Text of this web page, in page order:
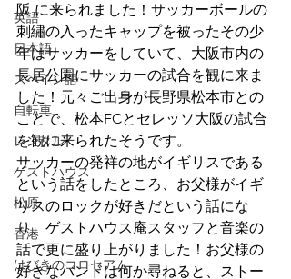
英語
日本語
スペイン語
自転車
レンタル
ゲストハウス
松原
香港
はびきのコロセアム
阪 に来られました！サッカーボールの
刺繡の入ったキャップを被ったその少
年はサッカーをしていて、大阪市内の
長居公園にサッカーの試合を観に来ま
した！元々ご出身が長野県松本市との
ことで、松本FCとセレッソ大阪の試合
を観に来られたそうです。
サッカーの発祥の地がイギリスである
という話をしたところ、お父様がイギ
リスのロックが好きだという話にな
り、ゲストハウス庵スタッフと音楽の
話で更に盛り上がりました！お父様の
好きなバンドは何か尋ねると、ストー